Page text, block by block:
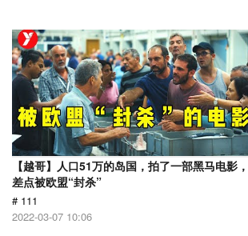
【越哥】人口51万的岛国，拍了一部黑马电影，
差点被欧盟“封杀”
# 111
2022-03-07 10:06